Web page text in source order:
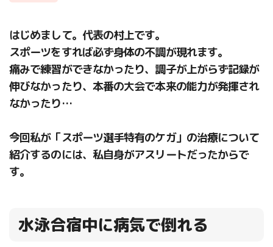
はじめまして。代表の村上です。
スポーツをすれば必ず身体の不調が現れます。
痛みで練習ができなかったり、調子が上がらず記録が
伸びなかったり、本番の大会で本来の能力が発揮され
なかったり…
今回私が「スポーツ選手特有のケガ」の治療について
紹介するのには、私自身がアスリートだったからで
す。
水泳合宿中に病気で倒れる